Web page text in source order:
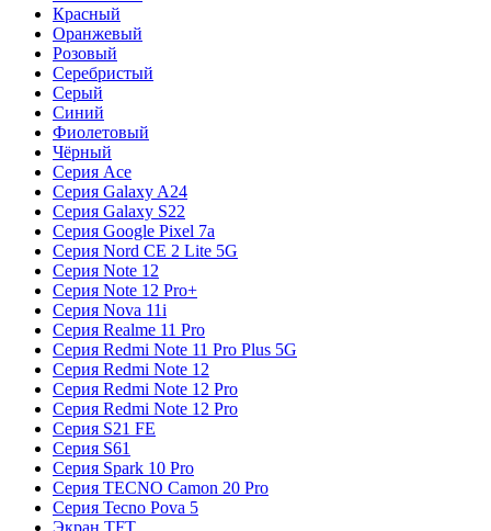
Красный
Оранжевый
Розовый
Серебристый
Серый
Синий
Фиолетовый
Чёрный
Серия Ace
Серия Galaxy A24
Серия Galaxy S22
Серия Google Pixel 7a
Серия Nord CE 2 Lite 5G
Серия Note 12
Серия Note 12 Pro+
Серия Nova 11i
Серия Realme 11 Pro
Серия Redmi Note 11 Pro Plus 5G
Серия Redmi Note 12
Серия Redmi Note 12 Pro
Серия Redmi Note 12 Pro
Серия S21 FE
Серия S61
Серия Spark 10 Pro
Серия TECNO Camon 20 Pro
Серия Tecno Pova 5
Экран TFT